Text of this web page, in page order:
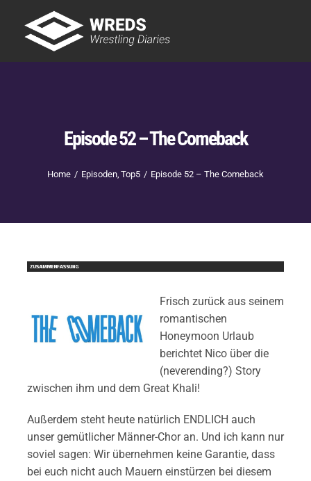
content
Episode 52 – The Comeback
Home Episoden Top5 Episode 52 – The Comeback
Frisch zurück aus seinem
romantischen
Honeymoon Urlaub
berichtet Nico über die
(neverending?) Story
zwischen ihm und dem Great Khali!
Außerdem steht heute natürlich ENDLICH auch
unser gemütlicher Männer-Chor an. Und ich kann nur
soviel sagen: Wir übernehmen keine Garantie, dass
bei euch nicht auch Mauern einstürzen bei diesem